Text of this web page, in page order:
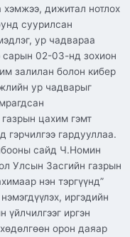
хэмжээ, дижитал нотлох
суурилсан
ур чадвараа
сарын 02-03-нд зохион
залилан болон кибер
ур чадварыг
цахим гэмт
гэрчилгээ гардууллаа.
сайд Ч.Номин
Улсын Засгийн газрын
нэн тэргүүнд”
иргэдийн
үйлчилгээг иргэн
орон даяар